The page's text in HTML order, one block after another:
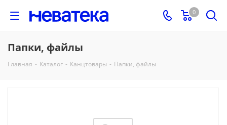
0
Папки, файлы
Главная - Каталог - Канцтовары - Папки, файлы